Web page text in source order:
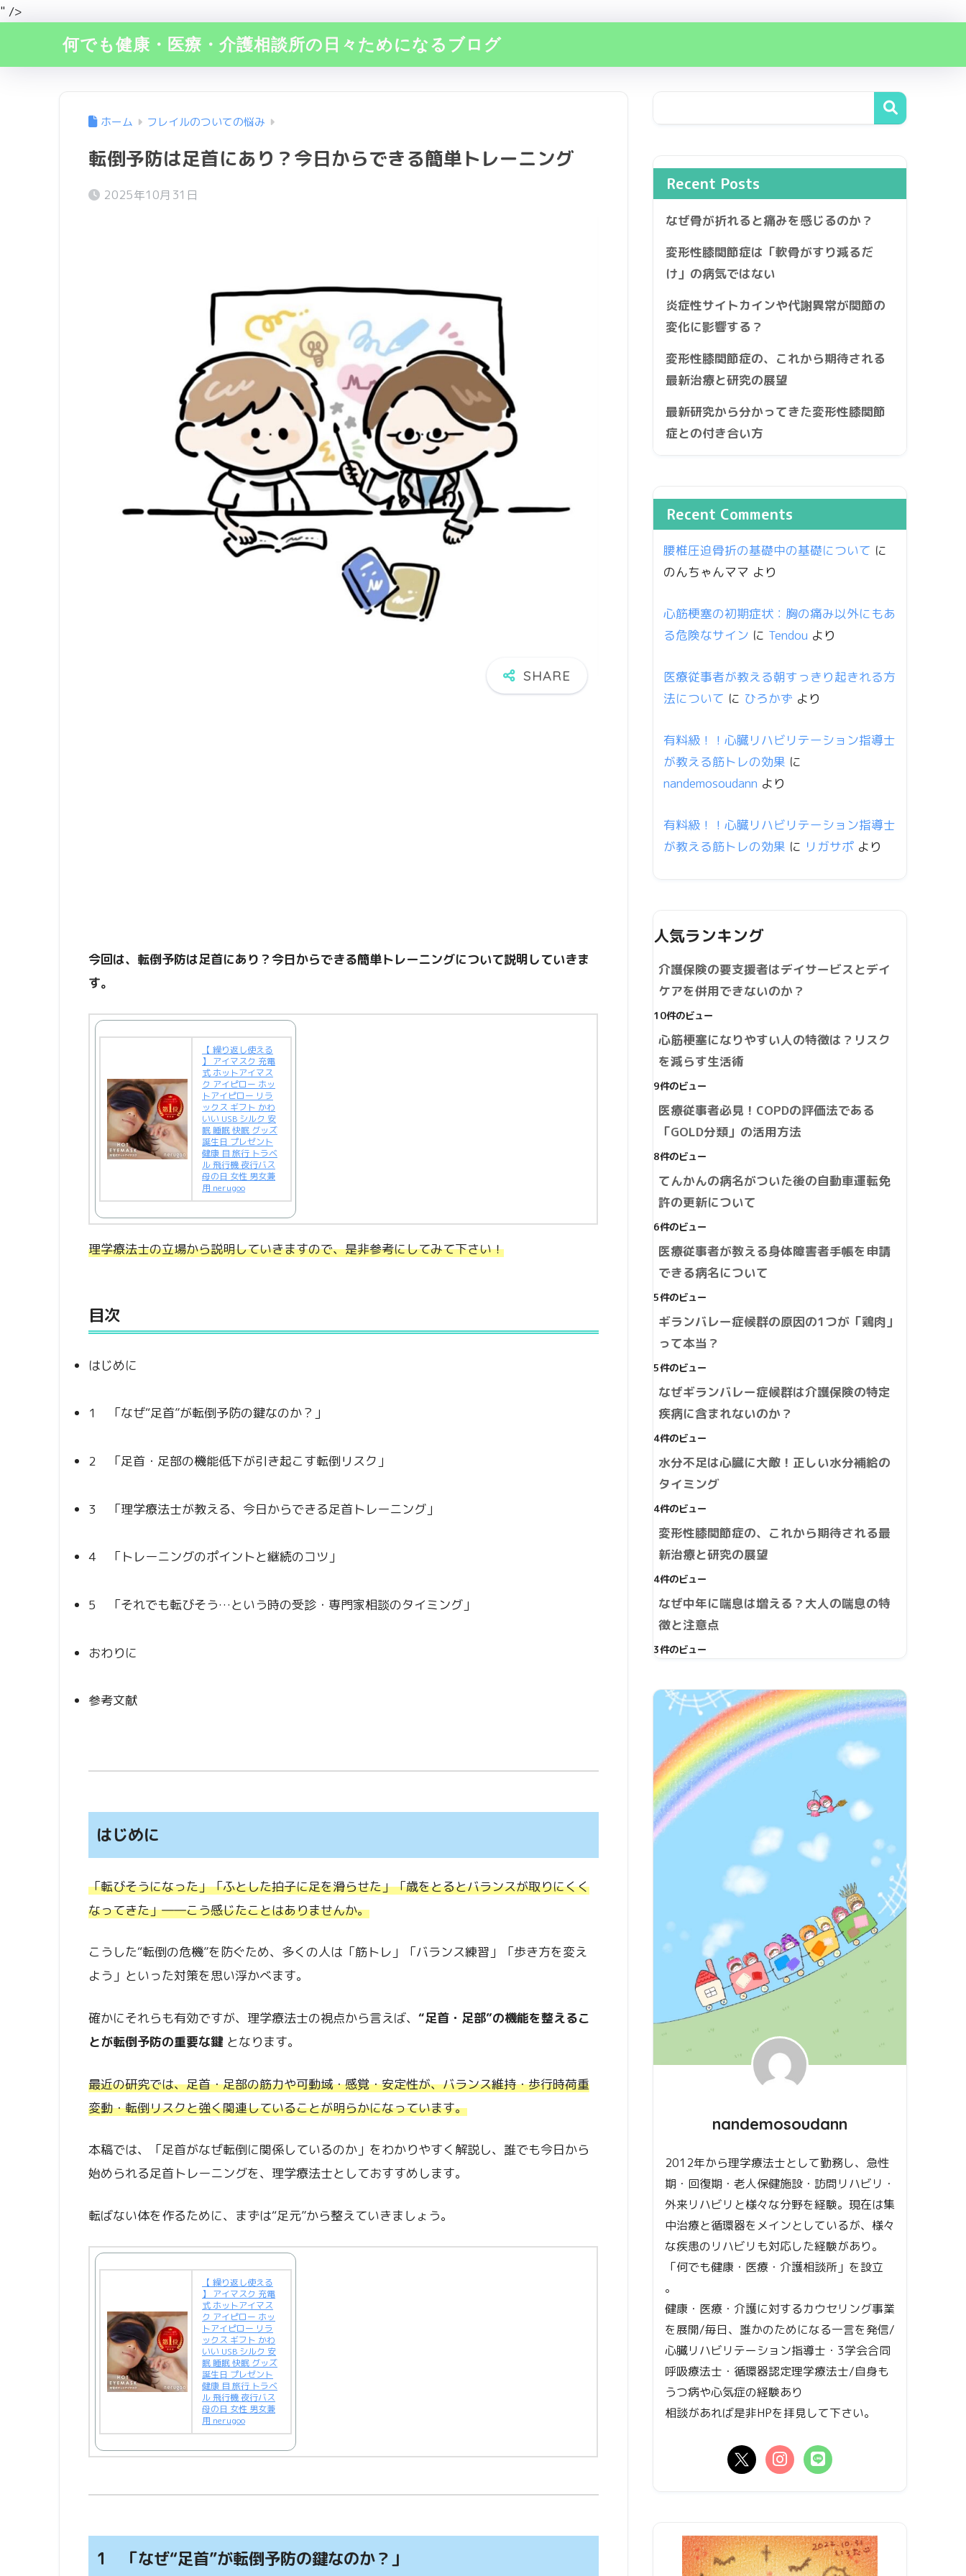
" />
何でも健康・医療・介護相談所の日々ためになるブログ
ホーム フレイルのついての悩み
転倒予防は足首にあり？今日からできる簡単トレーニング
2025年10月31日
今回は、転倒予防は足首にあり？今日からできる簡単トレーニングについて説明していきま
す。
【 繰り返し使える
】 アイマスク 充電
式 ホットアイマス
ク アイピロー ホッ
トアイピロー リラ
ックス ギフト かわ
いい USB シルク 安
眠 睡眠 快眠 グッズ
誕生日 プレゼント
健康 目 旅行 トラベ
ル 飛行機 夜行バス
母の日 女性 男女兼
用 nerugoo
理学療法士の立場から説明していきますので、是非参考にしてみて下さい！
目次
はじめに
1 「なぜ“足首”が転倒予防の鍵なのか？」
2 「足首・足部の機能低下が引き起こす転倒リスク」
3 「理学療法士が教える、今日からできる足首トレーニング」
4 「トレーニングのポイントと継続のコツ」
5 「それでも転びそう…という時の受診・専門家相談のタイミング」
おわりに
参考文献
はじめに
「転びそうになった」「ふとした拍子に足を滑らせた」「歳をとるとバランスが取りにくく
なってきた」――こう感じたことはありませんか。
こうした“転倒の危機”を防ぐため、多くの人は「筋トレ」「バランス練習」「歩き方を変え
よう」といった対策を思い浮かべます。
確かにそれらも有効ですが、理学療法士の視点から言えば、 “足首・足部”の機能を整えるこ
とが転倒予防の重要な鍵となります。
最近の研究では、足首・足部の筋力や可動域・感覚・安定性が、バランス維持・歩行時荷重
変動・転倒リスクと強く関連していることが明らかになっています。
本稿では、「足首がなぜ転倒に関係しているのか」をわかりやすく解説し、誰でも今日から
始められる足首トレーニングを、理学療法士としておすすめします。
転ばない体を作るために、まずは“足元”から整えていきましょう。
【 繰り返し使える
】 アイマスク 充電
式 ホットアイマス
ク アイピロー ホッ
トアイピロー リラ
ックス ギフト かわ
いい USB シルク 安
眠 睡眠 快眠 グッズ
誕生日 プレゼント
健康 目 旅行 トラベ
ル 飛行機 夜行バス
母の日 女性 男女兼
用 nerugoo
1 「なぜ“足首”が転倒予防の鍵なのか？」
Recent Posts
なぜ骨が折れると痛みを感じるのか？
変形性膝関節症は「軟骨がすり減るだ
け」の病気ではない
炎症性サイトカインや代謝異常が関節の
変化に影響する？
変形性膝関節症の、これから期待される
最新治療と研究の展望
最新研究から分かってきた変形性膝関節
症との付き合い方
Recent Comments
腰椎圧迫骨折の基礎中の基礎について に
のんちゃんママ より
心筋梗塞の初期症状：胸の痛み以外にもあ
る危険なサイン に Tendou より
医療従事者が教える朝すっきり起きれる方
法について に ひろかず より
有料級！！心臓リハビリテーション指導士
が教える筋トレの効果 に
nandemosoudann より
有料級！！心臓リハビリテーション指導士
が教える筋トレの効果 に リガサポ より
人気ランキング
介護保険の要支援者はデイサービスとデイ
ケアを併用できないのか？
10件のビュー
心筋梗塞になりやすい人の特徴は？リスク
を減らす生活術
9件のビュー
医療従事者必見！COPDの評価法である
「GOLD分類」の活用方法
8件のビュー
てんかんの病名がついた後の自動車運転免
許の更新について
6件のビュー
医療従事者が教える身体障害者手帳を申請
できる病名について
5件のビュー
ギランバレー症候群の原因の1つが「鶏肉」
って本当？
5件のビュー
なぜギランバレー症候群は介護保険の特定
疾病に含まれないのか？
4件のビュー
水分不足は心臓に大敵！正しい水分補給の
タイミング
4件のビュー
変形性膝関節症の、これから期待される最
新治療と研究の展望
4件のビュー
なぜ中年に喘息は増える？大人の喘息の特
徴と注意点
3件のビュー
nandemosoudann
2012年から理学療法士として勤務し、急性
期・回復期・老人保健施設・訪問リハビリ・
外来リハビリと様々な分野を経験。現在は集
中治療と循環器をメインとしているが、様々
な疾患のリハビリも対応した経験があり。
「何でも健康・医療・介護相談所」を設立
。
健康・医療・介護に対するカウセリング事業
を展開/毎日、誰かのためになる一言を発信/
心臓リハビリテーション指導士・3学会合同
呼吸療法士・循環器認定理学療法士/自身も
うつ病や心気症の経験あり
相談があれば是非HPを拝見して下さい。